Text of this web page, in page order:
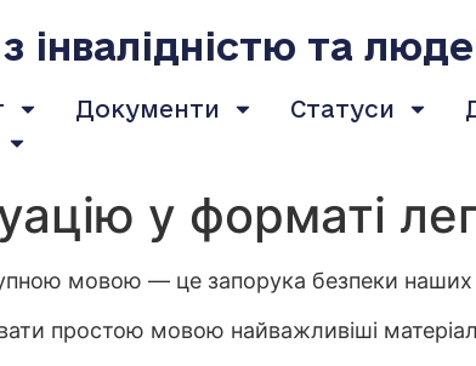
та
Документи Статуси
у форматі
мовою — це запорука безпеки
простою мовою найважливіші